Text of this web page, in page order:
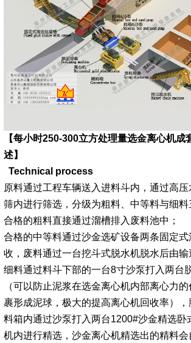
【每小时250-300立方处理量选金离心机成
述】
Technical process
原料通过工程车辆送入进料斗内，通过高
筛内进行筛选，分级为粗料、中等料与细
合格的粗料直接通过溜槽排入废料池中；
合格的中等料通过沙金选矿设备两条固定式
收，废料通过一台挖斗式脱水机脱水后由输
细料通过料斗下部的一台8寸沙泵打入两台
（可以防止泥浆在选金离心机内部离心力
裹形成泥球，极大的提高离心机回收率），
料箱内通过沙泵打入两台1200#沙金精选卧
机内进行精选，沙金离心机精选出的精料